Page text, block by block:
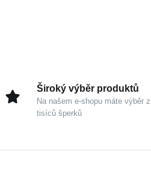
Široký výběr produktů
Na našem e-shopu máte výběr z
tisíců šperků